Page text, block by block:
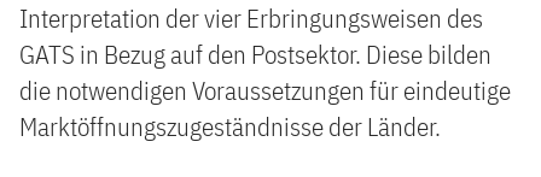
Interpretation der vier Erbringungsweisen des
GATS in Bezug auf den Postsektor. Diese bilden
die notwendigen Voraussetzungen für eindeutige
Marktöffnungszugeständnisse der Länder.